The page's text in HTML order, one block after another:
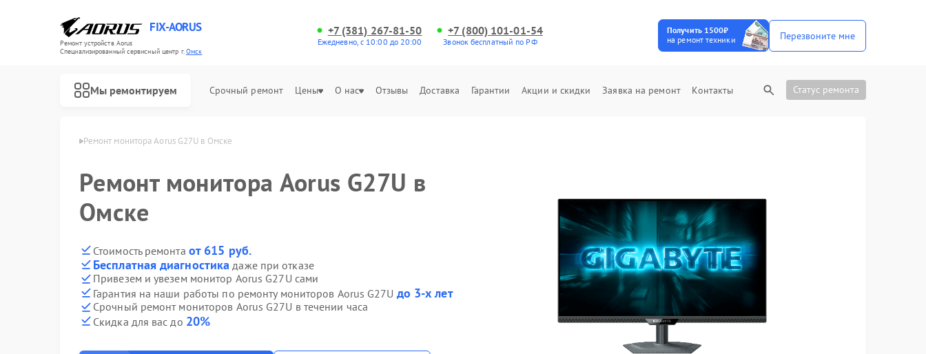
FIX-AORUS
Ремонт устройств Aorus
Специализированный cервисный центр г.Омск
+7 (381) 267-81-50
Ежедневно, с 10:00 до 20:00
+7 (800) 101-01-54
Звонок бесплатный по РФ
Получить 1500₽
на ремонт техники
Перезвоните мне
Мы ремонтируем Срочный ремонт Цены О нас Отзывы Доставка Гарантии Акции и скидки Заявка на ремонт Контакты Статус ремонта
Ремонт монитора Aorus G27U в Омске
Ремонт монитора Aorus G27U в
Омске
Стоимость ремонта от 615 руб.
Бесплатная диагностика даже при отказе
Привезем и увезем монитор Aorus G27U сами
Гарантия на наши работы по ремонту мониторов Aorus G27U до 3-х лет
Срочный ремонт мониторов Aorus G27U в течении часа
Скидка для вас до 20%